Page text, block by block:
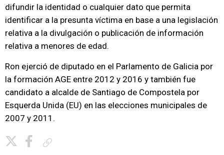
difundir la identidad o cualquier dato que permita
identificar a la presunta víctima en base a una legislación
relativa a la divulgación o publicación de información
relativa a menores de edad.
Ron ejerció de diputado en el Parlamento de Galicia por
la formación AGE entre 2012 y 2016 y también fue
candidato a alcalde de Santiago de Compostela por
Esquerda Unida (EU) en las elecciones municipales de
2007 y 2011.